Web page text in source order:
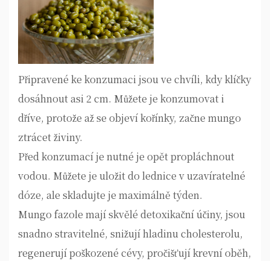
Připravené ke konzumaci jsou ve chvíli, kdy klíčky
dosáhnout asi 2 cm. Můžete je konzumovat i
dříve, protože až se objeví kořínky, začne mungo
ztrácet živiny.
Před konzumací je nutné je opět propláchnout
vodou. Můžete je uložit do lednice v uzavíratelné
dóze, ale skladujte je maximálně týden.
Mungo fazole mají skvělé detoxikační účiny, jsou
snadno stravitelné, snižují hladinu cholesterolu,
regenerují poškozené cévy, pročišťují krevní oběh,